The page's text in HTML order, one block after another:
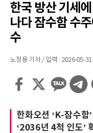
한국 방산 기세
나다 잠수함 수
수
노정용 기자 / 입력 : 2026-05-
한화오션 ‘K-잠수함
‘2036년 4척 인도’